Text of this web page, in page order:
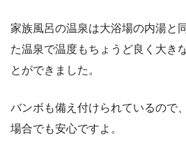
家族風呂の温泉は大浴場の内湯と
た温泉で温度もちょうど良く大き
とができました。
バンボも備え付けられているので
場合でも安心ですよ。